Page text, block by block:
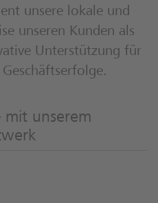
unsere lokale und
unseren Kunden als
Unterstützung für
mit unserem